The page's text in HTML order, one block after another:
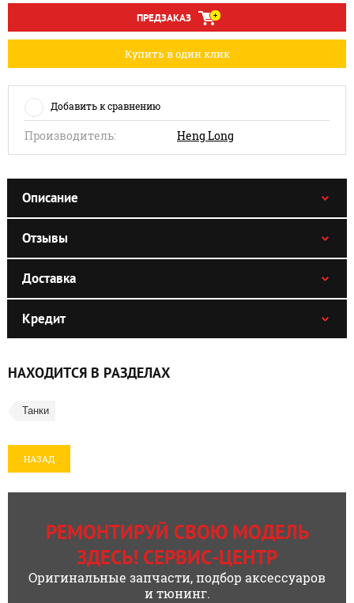
ПРЕДЗАКАЗ
Купить в один клик
Добавить к сравнению
Производитель: Heng Long
Описание
Отзывы
Доставка
Кредит
НАХОДИТСЯ В РАЗДЕЛАХ
Танки
НАЗАД
РЕМОНТИРУЙ СВОЮ МОДЕЛЬ
ЗДЕСЬ! СЕРВИС-ЦЕНТР
Оригинальные запчасти, подбор аксессуаров
и тюнинг.